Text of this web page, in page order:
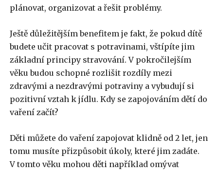
plánovat, organizovat a řešit problémy.
Ještě důležitějším benefitem je fakt, že pokud dítě
budete učit pracovat s potravinami, vštípíte jim
základní principy stravování. V pokročilejším
věku budou schopné rozlišit rozdíly mezi
zdravými a nezdravými potraviny a vybudují si
pozitivní vztah k jídlu. Kdy se zapojováním dětí do
vaření začít?
Děti můžete do vaření zapojovat klidně od 2 let, jen
tomu musíte přizpůsobit úkoly, které jim zadáte.
V tomto věku mohou děti například omývat